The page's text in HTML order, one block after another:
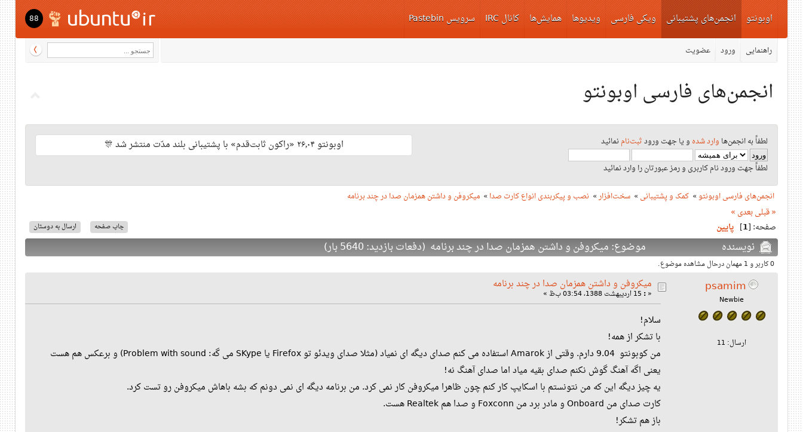
اوبونتو انجمن‌های پشتیبانی
راهنمایی ورود عضویت
ویکی فارسی ویدیوها همایش‌ها کانال IRC سرویس Pastebin 88
انجمن‌های فارسی اوبونتو
لطفاً به انجمن‌ها وارد شده و یا جهت ورودثبت‌نامنمائید
لطفاً جهت ورود نام کاربری و رمز عبورتان را وارد نمائید
اوبونتو ۲۶٫۰۴ «راکون ثابت‌قدم» با پشتیبانی بلند مدّت منتشر شد 🎊
انجمن‌های فارسی اوبونتو» کمک و پشتیبانی» سخت‌افزار» نصب و پیکربندی انواع کارت صدا» میکروفن و داشتن همزمان صدا در چند برنامه
« قبلیبعدی »
ارسال به دوستان چاپ صفحه صفحه: [1
] پایین
نویسنده موضوع: میکروفن و داشتن همزمان صدا در چند برنامه (دفعات بازدید: 5640 بار)
0 کاربر و 1 مهمان درحال مشاهده موضوع.
psamim
Newbie
ارسال: 11
میکروفن و داشتن همزمان صدا در چند برنامه
«
:
سلام!
با تشکر از همه!
من کوبونتو 9.04 دارم. وقتی از Amarok استفاده می کنم صدای دیگه ای نمیاد (مثلا صدای وید‌‌ئو تو Firefox یا SKype می گه: Problem with sound) و برعکس هم هست
یعنی اگه آهنگ گوش نکنم صدای بقیه میاد اما صدای آهنگ نه!
یه چیز دیگه این که من نتونستم با اسکایپ کار کنم چون ظاهرا میکروفن کار نمی کرد. من برنامه دیگه ای نمی دونم که بشه باهاش میکروفن رو تست کرد.
کارت صدای من Onboard و مادر برد من Foxconn و صدا هم Realtek هست.
باز هم تشکر!